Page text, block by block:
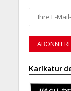
Karikatur